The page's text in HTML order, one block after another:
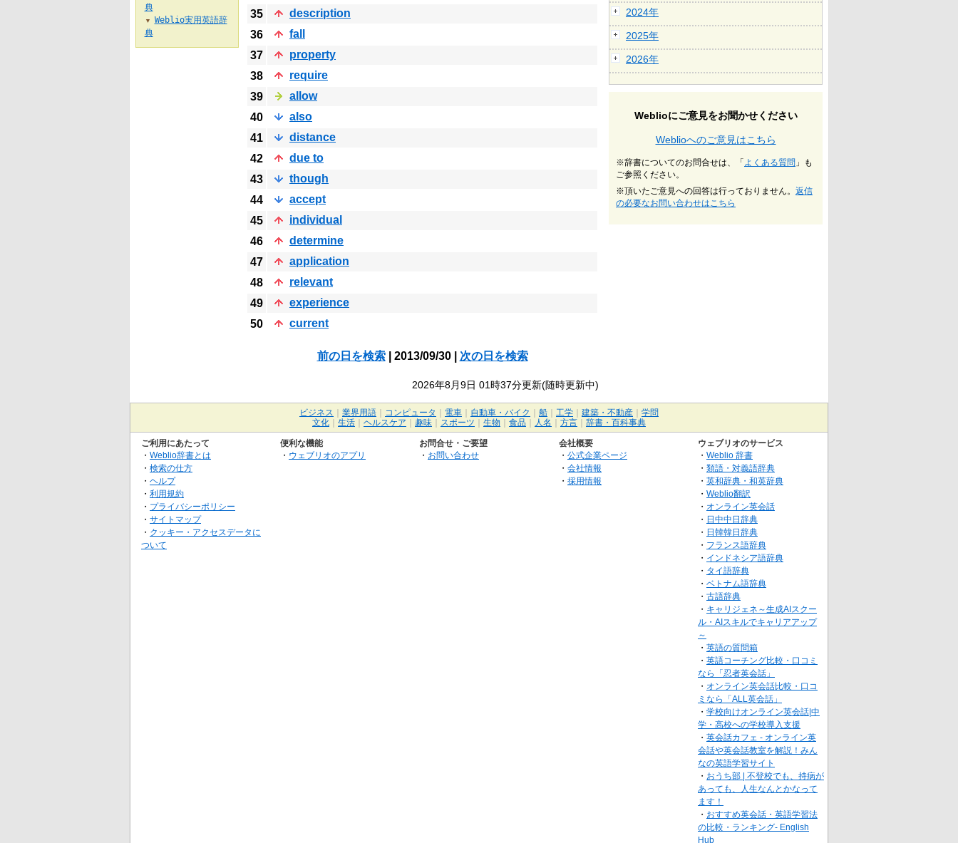
35
description
36
fall
37
property
38
require
39
allow
40
also
41
distance
42
due to
43
though
44
accept
45
individual
46
determine
47
application
48
relevant
49
experience
50
current
前の日を検索| 2013/09/30 | 次の日を検索
2026年8月9日 01時37分更新(随時更新中)
典
▼
Weblio実用英語辞
典
2024年
2025年
2026年
Weblioにご意見をお聞かせください
Weblioへのご意見はこちら
※辞書についてのお問合せは、「 よくある質問 」も
ご参照ください。
※頂いたご意見への回答は行っておりません。 返信
の必要なお問い合わせはこちら
ビジネス 業界用語 コンピュータ 電車 自動車・バイク 船 工学 建築・不動産
学問
文化
生活 ヘルスケア 趣味 スポーツ 生物 食品 人名 方言 辞書・百科事典
ご利用にあたって
・ Weblio辞書とは
・ 検索の仕方
・ ヘルプ
・ 利用規約
・ プライバシーポリシー
・ サイトマップ
・ クッキー・アクセスデータに
ついて
便利な機能
・ ウェブリオのアプリ
お問合せ・ご要望
・ お問い合わせ
会社概要
・ 公式企業ページ
・ 会社情報
・ 採用情報
ウェブリオのサービス
・ Weblio 辞書
・ 類語・対義語辞典
・ 英和辞典・和英辞典
・ Weblio翻訳
・ オンライン英会話
・ 日中中日辞典
・ 日韓韓日辞典
・ フランス語辞典
・ インドネシア語辞典
・ タイ語辞典
・ ベトナム語辞典
・ 古語辞典
・ キャリジェネ～生成AIスクー
ル・AIスキルでキャリアアップ
～
・ 英語の質問箱
・ 英語コーチング比較・口コミ
なら「忍者英会話」
・ オンライン英会話比較・口コ
ミなら「ALL英会話」
・ 学校向けオンライン英会話|中
学・高校への学校導入支援
・ 英会話カフェ - オンライン英
会話や英会話教室を解説！みん
なの英語学習サイト
・ おうち部 | 不登校でも、持病が
あっても、人生なんとかなって
ます！
・ おすすめ英会話・英語学習法
の比較・ランキング- English
Hub